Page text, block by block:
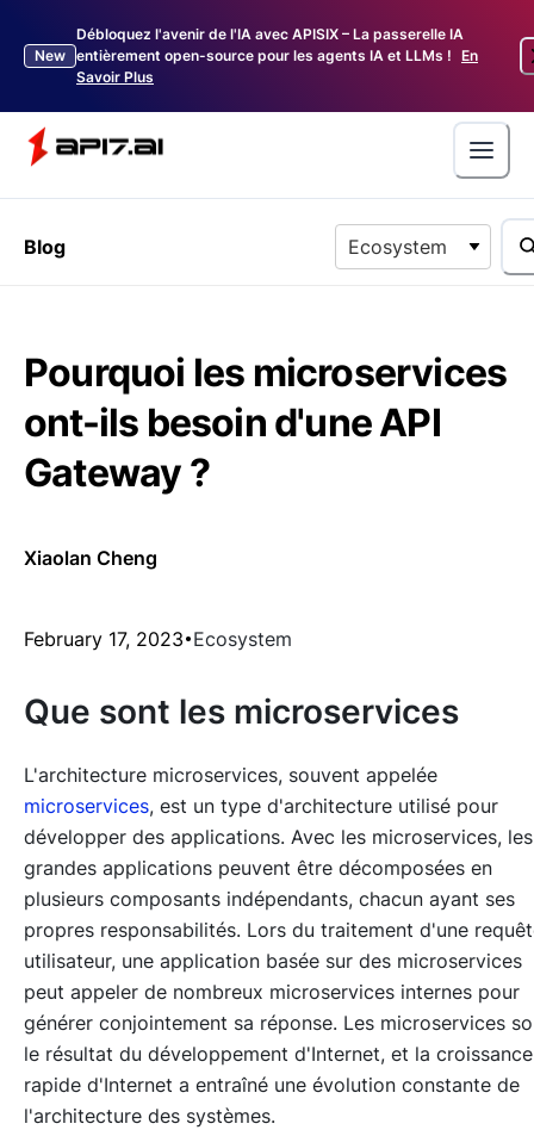
New
Débloquez l'avenir de l'IA avec APISIX – La passerelle IA
entièrement open-source pour les agents IA et LLMs ! En
Savoir Plus
Blog Ecosystem
Pourquoi les microservices
ont-ils besoin d'une API
Gateway ?
Xiaolan Cheng
February 17, 2023 Ecosystem
Que sont les microservices
L'architecture microservices, souvent appelée
microservices, est un type d'architecture utilisé pour
développer des applications. Avec les microservices, les
grandes applications peuvent être décomposées en
plusieurs composants indépendants, chacun ayant ses
propres responsabilités. Lors du traitement d'une
utilisateur, une application basée sur des microservices
peut appeler de nombreux microservices internes pour
générer conjointement sa réponse. Les microservices
le résultat du développement d'Internet, et la croissance
rapide d'Internet a entraîné une évolution constante de
l'architecture des systèmes.